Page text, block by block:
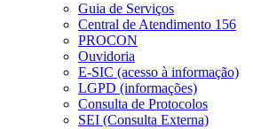
Guia de Serviços
Central de Atendimento 156
PROCON
Ouvidoria
E-SIC (acesso à informação)
LGPD (informações)
Consulta de Protocolos
SEI (Consulta Externa)